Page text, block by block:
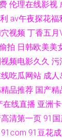
伦理在线影视
av午夜探花福
视频 丁香五月
拍 日韩欧美美
频电影久久 污
吃瓜网站 成人
品推荐 国产精
在线直播 亚洲
清第一页 91
91com 91豆花